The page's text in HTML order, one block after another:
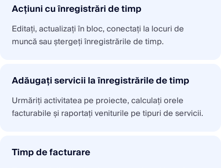
Acțiuni cu înregistrări de timp
Editați, actualizați în bloc, conectați la locuri de
muncă sau ștergeți înregistrările de timp.
Adăugați servicii la înregistrările de timp
Urmăriți activitatea pe proiecte, calculați orele
facturabile și raportați veniturile pe tipuri de servicii.
Timp de facturare